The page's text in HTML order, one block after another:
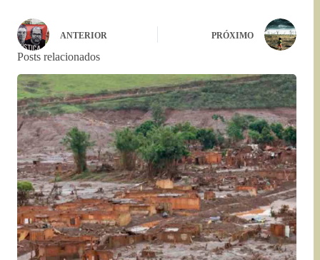
ANTERIOR PRÓXIMO
Posts relacionados